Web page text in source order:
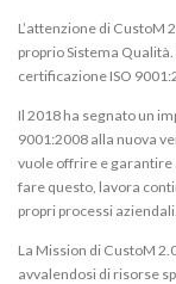
L’attenzione di
proprio Sistema
certificazione ISO
Il 2018 ha segnato un
9001:2008 alla nuova
vuole offrire e garantire
fare questo, lavora
propri processi aziendali.
La Mission di CustoM
avvalendosi di risorse